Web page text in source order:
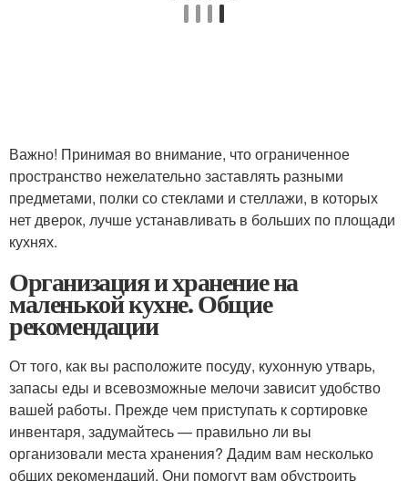
Важно! Принимая во внимание, что ограниченное
пространство нежелательно заставлять разными
предметами, полки со стеклами и стеллажи, в которых
нет дверок, лучше устанавливать в больших по площади
кухнях.
Организация и хранение на
маленькой кухне. Общие
рекомендации
От того, как вы расположите посуду, кухонную утварь,
запасы еды и всевозможные мелочи зависит удобство
вашей работы. Прежде чем приступать к сортировке
инвентаря, задумайтесь — правильно ли вы
организовали места хранения? Дадим вам несколько
общих рекомендаций. Они помогут вам обустроить